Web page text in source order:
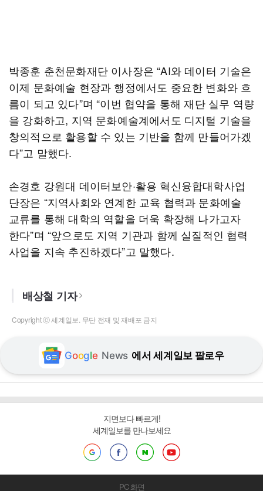
박종훈 춘천문화재단 이사장은 “AI와 데이터 기술은
이제 문화예술 현장과 행정에서도 중요한 변화와 흐
름이 되고 있다”며 “이번 협약을 통해 재단 실무 역량
을 강화하고, 지역 문화예술계에서도 디지털 기술을
창의적으로 활용할 수 있는 기반을 함께 만들어가겠
다”고 말했다.
손경호 강원대 데이터보안·활용 혁신융합대학사업
단장은 “지역사회와 연계한 교육 협력과 문화예술
교류를 통해 대학의 역할을 더욱 확장해 나가고자
한다”며 “앞으로도 지역 기관과 함께 실질적인 협력
사업을 지속 추진하겠다”고 말했다.
배상철 기자
Copyright ⓒ 세계일보. 무단 전재 및 재배포 금지
Google News 에서 세계일보 팔로우
지면보다 빠르게!
세계일보를 만나보세요
PC 화면